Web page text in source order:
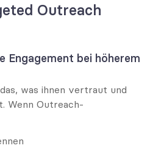
Outreach
Engagement bei höherem
was ihnen vertraut und
Wenn Outreach-